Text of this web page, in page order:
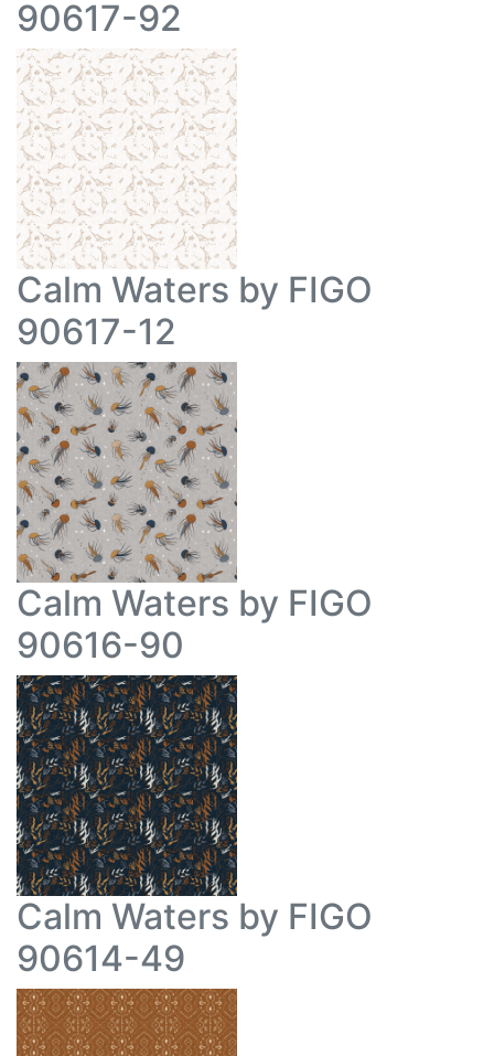
90617-92
Calm Waters by FIGO
90617-12
Calm Waters by FIGO
90616-90
Calm Waters by FIGO
90614-49